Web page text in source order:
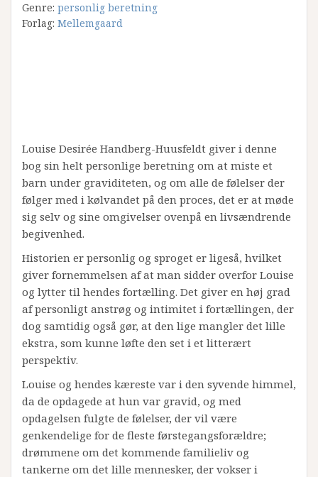
Genre: personlig beretning
Forlag: Mellemgaard
Louise Desirée Handberg-Huusfeldt giver i denne
bog sin helt personlige beretning om at miste et
barn under graviditeten, og om alle de følelser der
følger med i kølvandet på den proces, det er at møde
sig selv og sine omgivelser ovenpå en livsændrende
begivenhed.
Historien er personlig og sproget er ligeså, hvilket
giver fornemmelsen af at man sidder overfor Louise
og lytter til hendes fortælling. Det giver en høj grad
af personligt anstrøg og intimitet i fortællingen, der
dog samtidig også gør, at den lige mangler det lille
ekstra, som kunne løfte den set i et litterært
perspektiv.
Louise og hendes kæreste var i den syvende himmel,
da de opdagede at hun var gravid, og med
opdagelsen fulgte de følelser, der vil være
genkendelige for de fleste førstegangsforældre;
drømmene om det kommende familieliv og
tankerne om det lille mennesker, der vokser i